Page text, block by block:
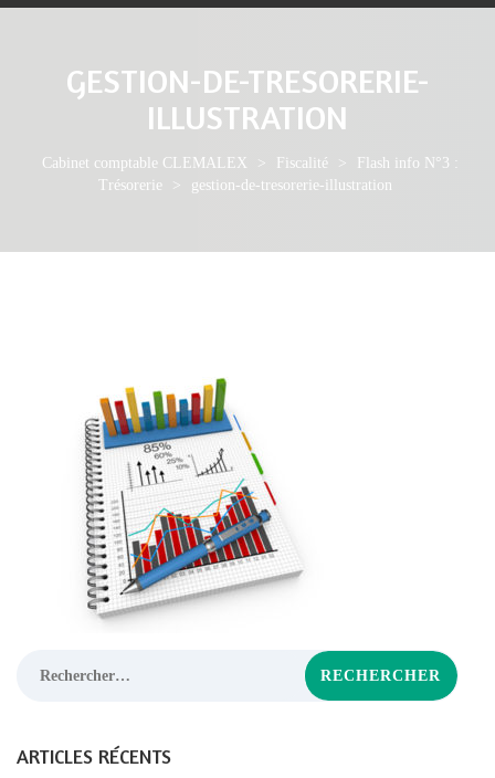
GESTION-DE-TRESORERIE-
ILLUSTRATION
Cabinet comptable CLEMALEX > Fiscalité >
Flash info N°3 :
Trésorerie
> gestion-de-tresorerie-illustration
ARTICLES RÉCENTS